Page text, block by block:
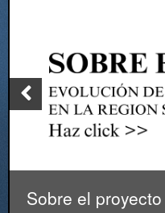
Sobre el proyecto
Previous